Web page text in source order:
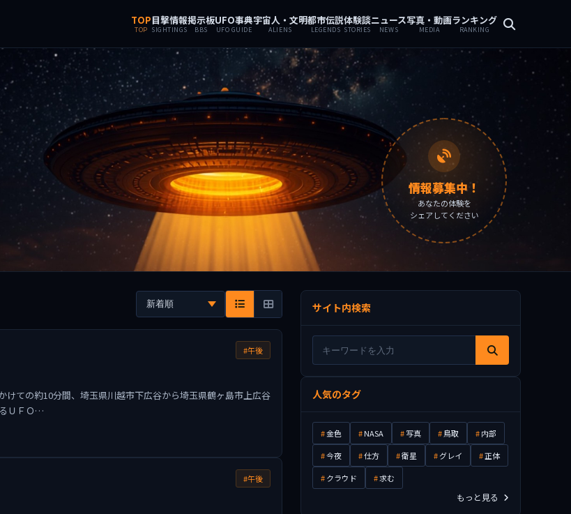
TOP
TOP
目撃情報
SIGHTINGS
掲示板
BBS
UFO事典
UFO GUIDE
宇宙人・文明
ALIENS
都市伝説
LEGENDS
体験談
STORIES
ニュース
NEWS
写真・動画
MEDIA
ランキング
RANKING
情報募集中！
あなたの体験を
シェアしてください
#午後
けての約10分間、埼玉県川越市下広谷から埼玉県鶴ヶ島市上広谷
ＵＦＯ…
#午後
サイト内検索
人気のタグ
金色 NASA 写真 鳥取
内部
今夜
仕方 衛星 グレイ
正体
クラウド
求む
もっと見る